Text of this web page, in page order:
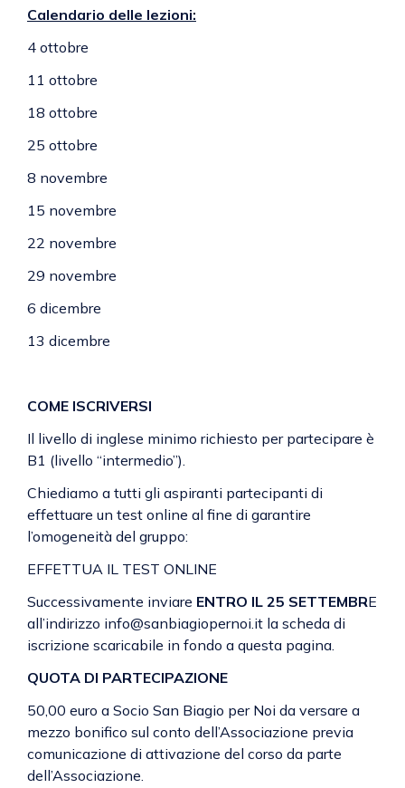
Calendario delle lezioni:
4 ottobre
11 ottobre
18 ottobre
25 ottobre
8 novembre
15 novembre
22 novembre
29 novembre
6 dicembre
13 dicembre
COME ISCRIVERSI
Il livello di inglese minimo richiesto per partecipare è
B1 (livello “intermedio”).
Chiediamo a tutti gli aspiranti partecipanti di
effettuare un test online al fine di garantire
l’omogeneità del gruppo:
EFFETTUA IL TEST ONLINE
Successivamente inviare ENTRO IL 25 SETTEMBRE
all’indirizzo info@sanbiagiopernoi.it la scheda di
iscrizione scaricabile in fondo a questa pagina.
QUOTA DI PARTECIPAZIONE
50,00 euro a Socio San Biagio per Noi da versare a
mezzo bonifico sul conto dell’Associazione previa
comunicazione di attivazione del corso da parte
dell’Associazione.